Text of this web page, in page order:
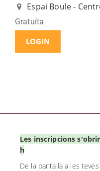
Espai Boule -
Gratuïta
LOGIN
Les inscripcions
h
De la pantalla a les